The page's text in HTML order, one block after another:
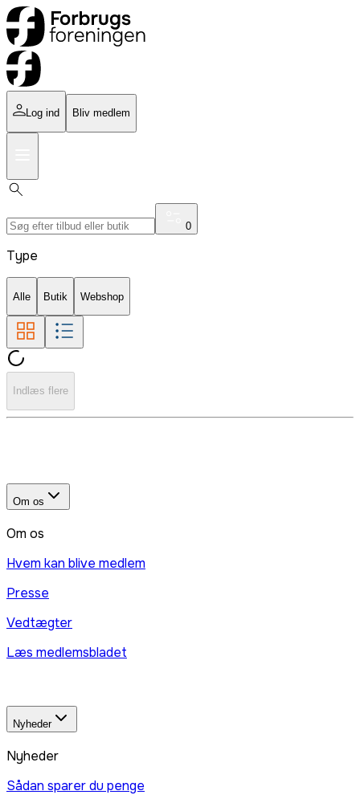
Log ind Bliv medlem
0
Type
Alle Butik Webshop
Indlæs flere
Om os
Om os
Hvem kan blive medlem
Presse
Vedtægter
Læs medlemsbladet
Nyheder
Nyheder
Sådan sparer du penge